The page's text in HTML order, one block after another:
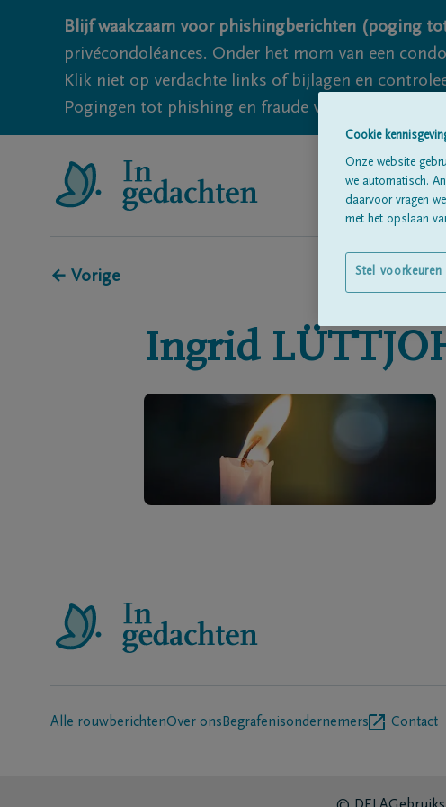
Blijf waakzaam voor phishingberichten (poging
privécondoléances. Onder het mom van een
Klik niet op verdachte links of bijlagen en
Pogingen tot phishing en fraude vallen echter
← Vorige
Ingrid
Alle rouwberichtenOver ons Begrafenisondernemers Contact
Cookie
Onze website
we automatisch.
daarvoor vragen
met het opslaan
Stel